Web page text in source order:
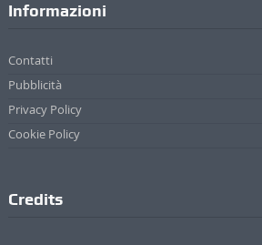
Informazioni
Contatti
Pubblicità
Privacy Policy
Cookie Policy
Credits